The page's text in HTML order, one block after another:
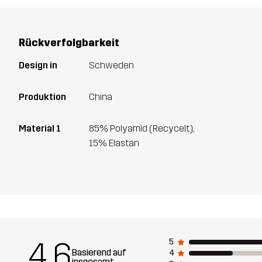
Rückverfolgbarkeit
Design in Schweden
Produktion China
Material 1
85% Polyamid (Recycelt),
15% Elastan
Basierend auf
5
4